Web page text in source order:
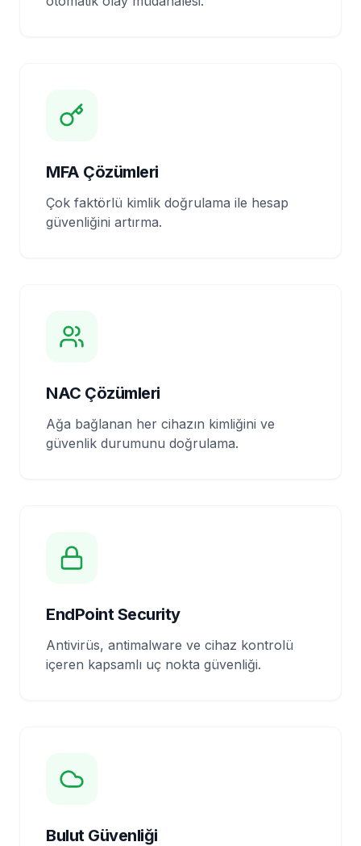
MFA Çözümleri
Çok faktörlü kimlik doğrulama ile hesap
güvenliğini artırma.
NAC Çözümleri
Ağa bağlanan her cihazın kimliğini ve
güvenlik durumunu doğrulama.
EndPoint Security
Antivirüs, antimalware ve cihaz kontrolü
içeren kapsamlı uç nokta güvenliği.
Bulut Güvenliği